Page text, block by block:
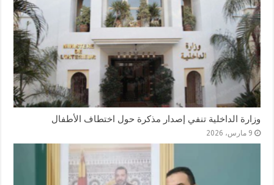
وزارة الداخلية تنفي إصدار مذكرة حول اختطاف الأطفال
9 مارس، 2026